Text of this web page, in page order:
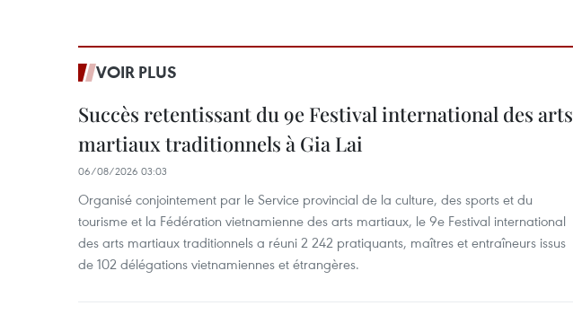
VOIR PLUS
Succès retentissant du 9e Festival international des arts
martiaux traditionnels à Gia Lai
06/08/2026 03:03
Organisé conjointement par le Service provincial de la culture, des sports et du
tourisme et la Fédération vietnamienne des arts martiaux, le 9e Festival international
des arts martiaux traditionnels a réuni 2 242 pratiquants, maîtres et entraîneurs issus
de 102 délégations vietnamiennes et étrangères.